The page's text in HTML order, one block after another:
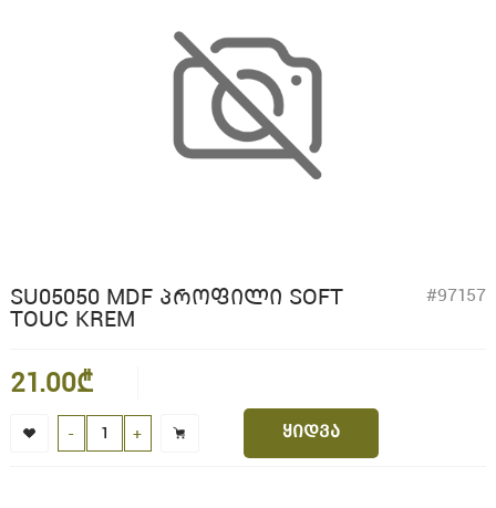
SU05050 MDF ᲞᲠᲝᲤᲘᲚᲘ SOFT
TOUC KREM
#97157
21.00₾
- + ყიდვა